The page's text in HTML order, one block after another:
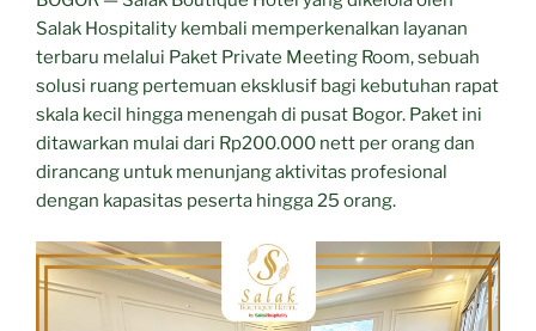
Solusi
Rapat
Eksklusif
di
Pusat
Kota
Bogor”
Salak Hospitality kembali memperkenalkan layanan
terbaru melalui Paket Private Meeting Room, sebuah
solusi ruang pertemuan eksklusif bagi kebutuhan rapat
skala kecil hingga menengah di pusat Bogor. Paket ini
ditawarkan mulai dari Rp200.000 nett per orang dan
dirancang untuk menunjang aktivitas profesional
dengan kapasitas peserta hingga 25 orang.